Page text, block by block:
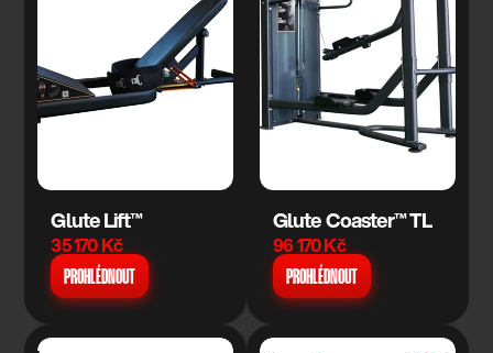
Glute Lift™
35 170 Kč
PROHLÉDNOUT
Glute Coaster™ TL
96 170 Kč
PROHLÉDNOUT